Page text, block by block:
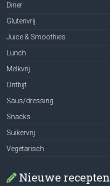
Diner
Glutenvrij
Juice & Smoothies
Lunch
Melkvrij
Ontbijt
Saus/dressing
Snacks
Suikervrij
Vegetarisch
Nieuwe recepten